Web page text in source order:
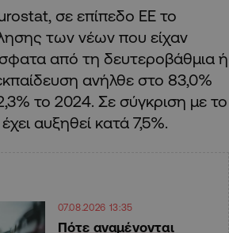
σε επίπεδο ΕΕ το
των νέων που είχαν
από τη δευτεροβάθμια ή
ανήλθε στο 83,0%
το 2024. Σε σύγκριση με το
αυξηθεί κατά 7,5%.
07.08.2026 13:35
Πότε αναμένονται